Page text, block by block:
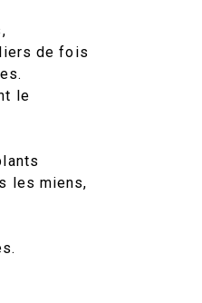
de fois
le
les miens,